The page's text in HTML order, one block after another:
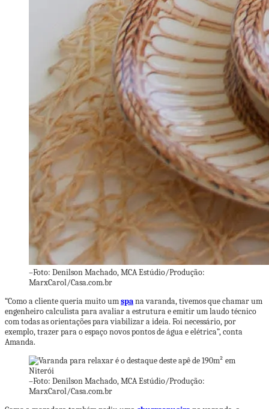
–Foto: Denilson Machado, MCA Estúdio/Produção:
MarxCarol/Casa.com.br
“Como a cliente queria muito umspana varanda, tivemos que chamar um
engenheiro calculista para avaliar a estrutura e emitir um laudo técnico
com todas as orientações para viabilizar a ideia. Foi necessário, por
exemplo, trazer para o espaço novos pontos de água e elétrica”, conta
Amanda.
–Foto: Denilson Machado, MCA Estúdio/Produção:
MarxCarol/Casa.com.br